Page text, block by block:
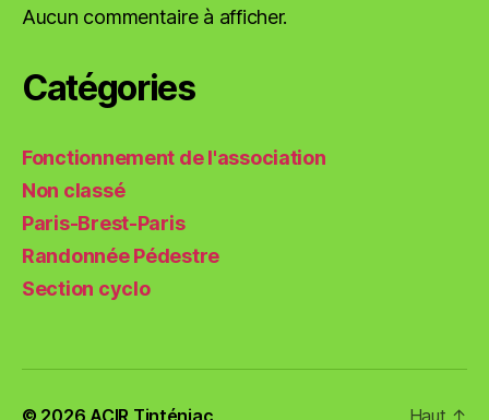
Aucun commentaire à afficher.
Catégories
Fonctionnement de l'association
Non classé
Paris-Brest-Paris
Randonnée Pédestre
Section cyclo
© 2026 ACIR Tinténiac Haut ↑